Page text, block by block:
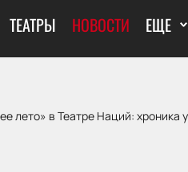
ТЕАТРЫ НОВОСТИ ЕЩЕ
лето» в Театре Наций: хроника